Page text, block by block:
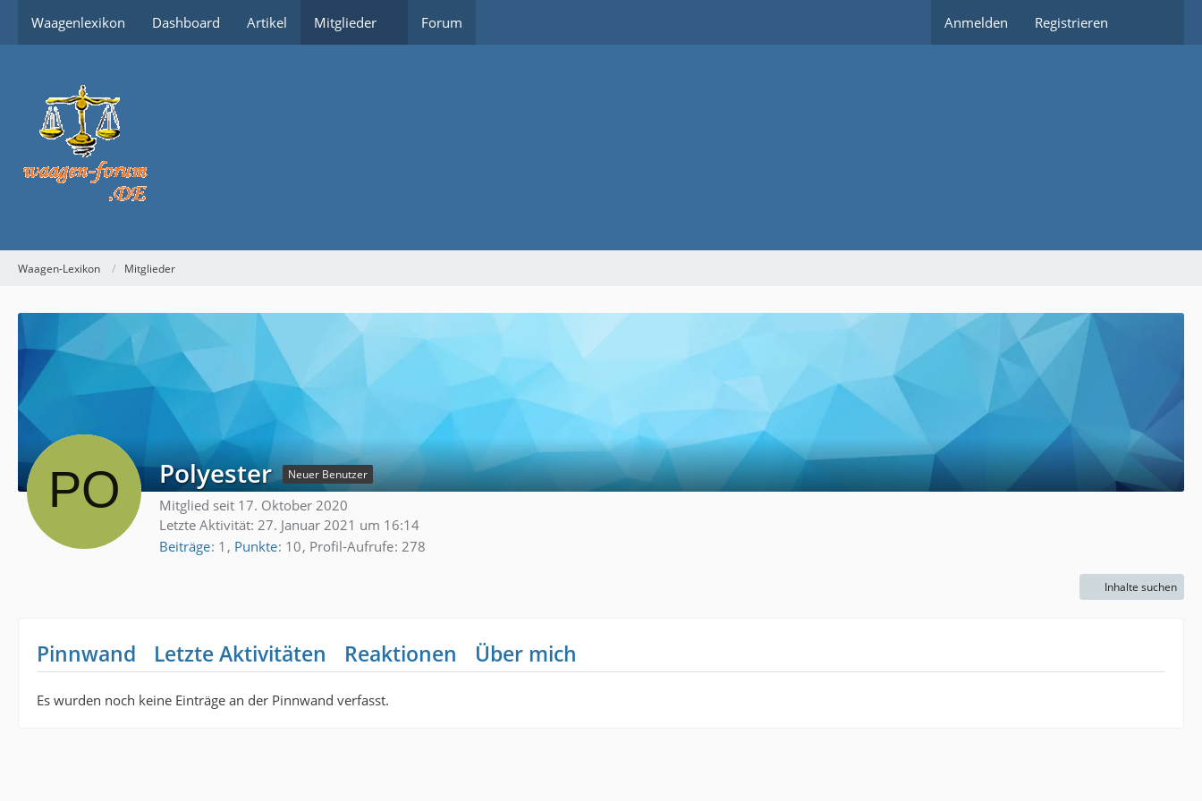
Waagenlexikon Dashboard Artikel Mitglieder Forum Anmelden Registrieren
Waagen-Lexikon Mitglieder
Polyester Neuer Benutzer
Mitglied seit 17. Oktober 2020
Letzte Aktivität: 27. Januar 2021 um 16:14
Beiträge 1 Punkte 10 Profil-Aufrufe 278
Inhalte suchen
Pinnwand Letzte Aktivitäten Reaktionen Über mich
Es wurden noch keine Einträge an der Pinnwand verfasst.